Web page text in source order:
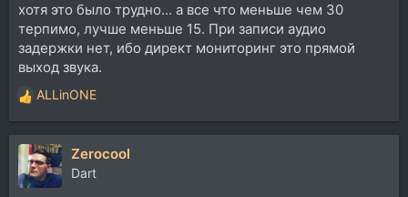
хотя это было трудно... а все что меньше чем 30
терпимо, лучше меньше 15. При записи аудио
задержки нет, ибо директ мониторинг это прямой
выход звука.
Р
е
а
к
ц
и
ALLinONE
Zerocool
Dart